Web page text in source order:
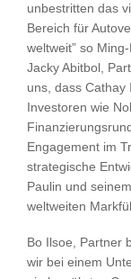
unbestritten das
Bereich für
weltweit” so
Jacky Abitbol,
uns, dass Cathay
Investoren wie
Engagement im
strategische
Paulin und
weltweiten
Bo Ilsoe, Partner
wir bei einem